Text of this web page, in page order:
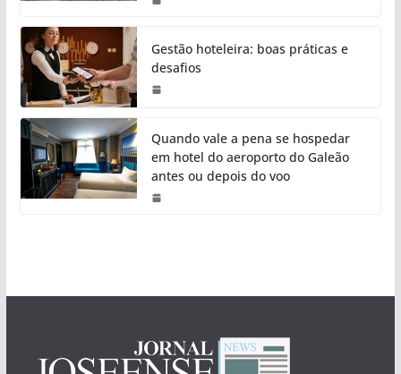
Gestão hoteleira: boas práticas e
desafios
Quando vale a pena se hospedar
em hotel do aeroporto do Galeão
antes ou depois do voo